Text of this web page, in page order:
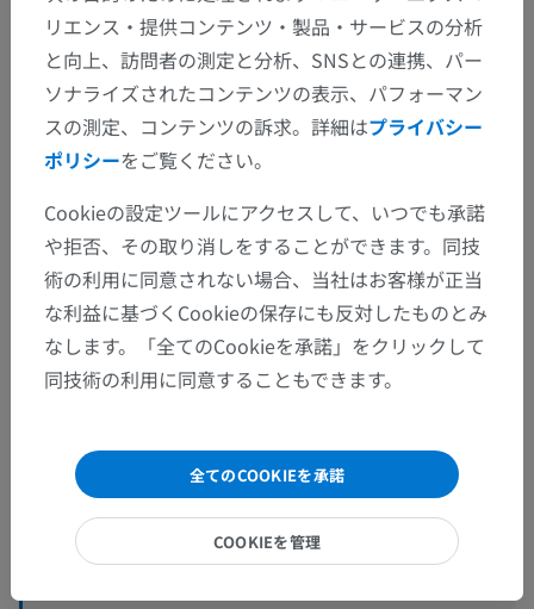
解剖学的階層
人体> 統合系> 神経系> 中枢神経系> 脳>
小脳> 小脳半球>
リエンス・提供コンテンツ・製品・サービスの分析
と向上、訪問者の測定と分析、SNSとの連携、パー
ソナライズされたコンテンツの表示、パフォーマン
スの測定、コンテンツの訴求。詳細はプライバシー
ポリシーをご覧ください。
Cookieの設定ツールにアクセスして、いつでも承諾
や拒否、その取り消しをすることができます。同技
術の利用に同意されない場合、当社はお客様が正当
な利益に基づくCookieの保存にも反対したものとみ
なします。「全てのCookieを承諾」をクリックして
同技術の利用に同意することもできます。
全てのCOOKIEを承諾
COOKIEを管理